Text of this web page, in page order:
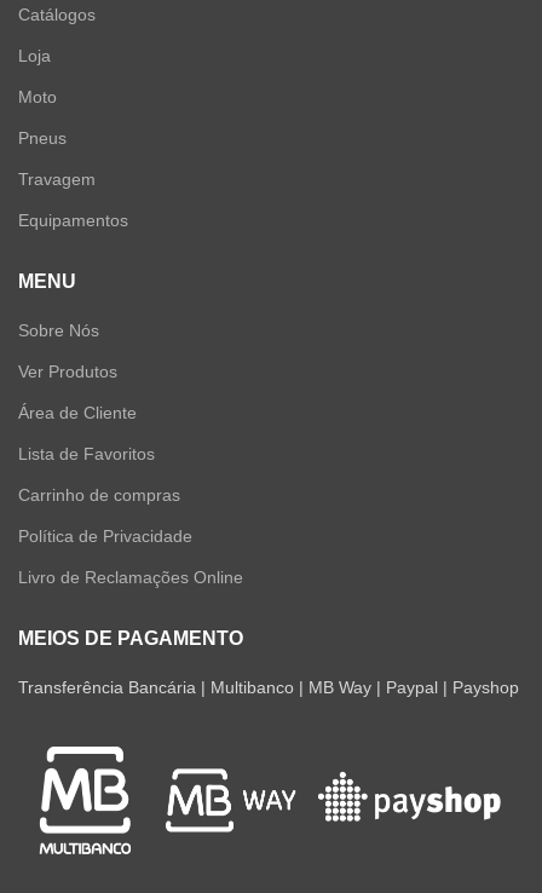
Catálogos
Loja
Moto
Pneus
Travagem
Equipamentos
MENU
Sobre Nós
Ver Produtos
Área de Cliente
Lista de Favoritos
Carrinho de compras
Política de Privacidade
Livro de Reclamações Online
MEIOS DE PAGAMENTO
Transferência Bancária | Multibanco | MB Way | Paypal | Payshop